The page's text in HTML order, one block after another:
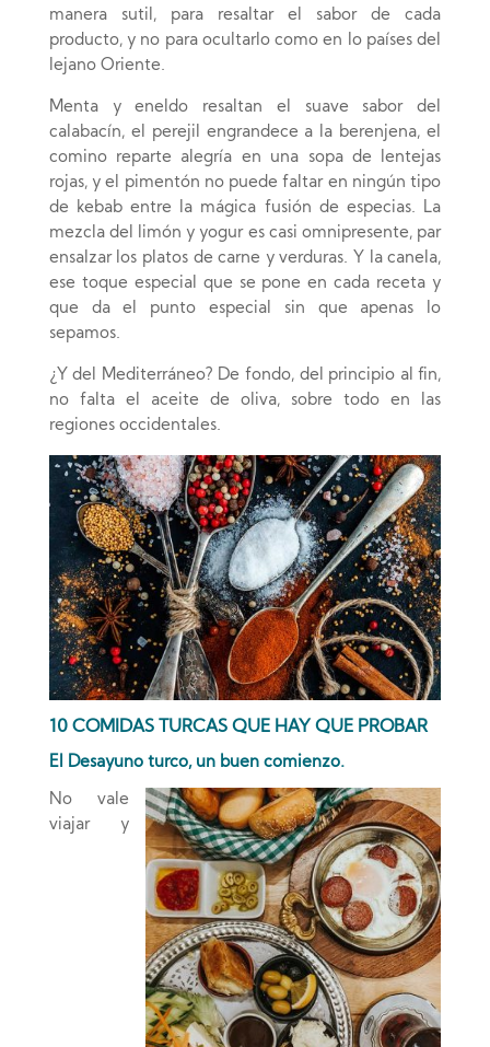
manera sutil, para resaltar el sabor de cada
producto, y no para ocultarlo como en lo países del
lejano Oriente.
Menta y eneldo resaltan el suave sabor del
calabacín, el perejil engrandece a la berenjena, el
comino reparte alegría en una sopa de lentejas
rojas, y el pimentón no puede faltar en ningún tipo
de kebab entre la mágica fusión de especias. La
mezcla del limón y yogur es casi omnipresente, par
ensalzar los platos de carne y verduras. Y la canela,
ese toque especial que se pone en cada receta y
que da el punto especial sin que apenas lo
sepamos.
¿Y del Mediterráneo? De fondo, del principio al fin,
no falta el aceite de oliva, sobre todo en las
regiones occidentales.
10 COMIDAS TURCAS QUE HAY QUE PROBAR
El Desayuno turco, un buen comienzo.
No vale
viajar y